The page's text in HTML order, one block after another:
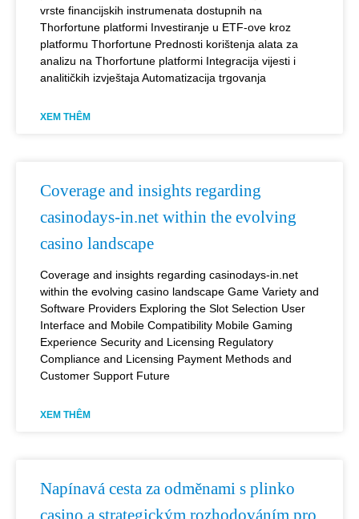
vrste financijskih instrumenata dostupnih na
Thorfortune platformi Investiranje u ETF-ove kroz
platformu Thorfortune Prednosti korištenja alata za
analizu na Thorfortune platformi Integracija vijesti i
analitičkih izvještaja Automatizacija trgovanja
XEM THÊM
Coverage and insights regarding
casinodays-in.net within the evolving
casino landscape
Coverage and insights regarding casinodays-in.net
within the evolving casino landscape Game Variety and
Software Providers Exploring the Slot Selection User
Interface and Mobile Compatibility Mobile Gaming
Experience Security and Licensing Regulatory
Compliance and Licensing Payment Methods and
Customer Support Future
XEM THÊM
Napínavá cesta za odměnami s plinko
casino a strategickým rozhodováním pro